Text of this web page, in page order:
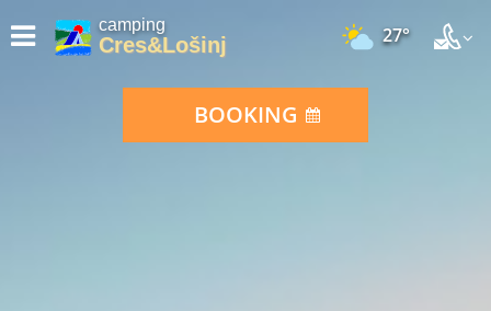
camping
Cres&Lošinj 27°
BOOKING